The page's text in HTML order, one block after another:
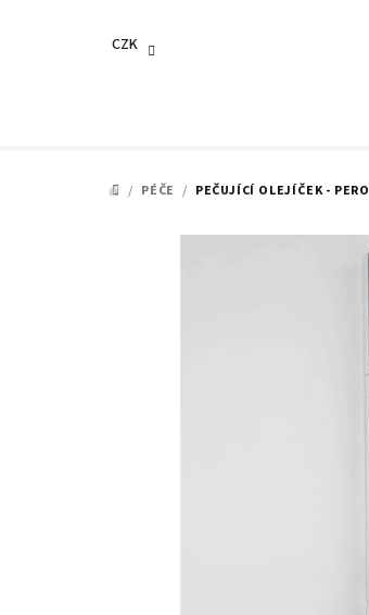
CZK
DOMŮ
/ PÉČE / PEČUJÍCÍ OLEJÍČEK - PERO